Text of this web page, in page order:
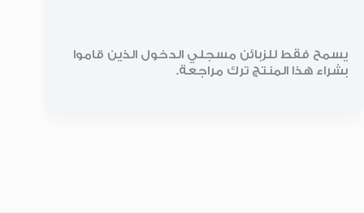
يسمح فقط للزبائن مسجلي الدخول الذين قاموا
بشراء هذا المنتج ترك مراجعة.